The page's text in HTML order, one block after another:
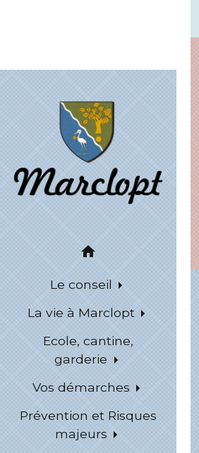
home
Le conseil
La vie à Marclopt
Ecole, cantine,
garderie
Vos démarches
Prévention et Risques
majeurs